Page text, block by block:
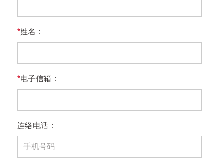
*姓名：
*电子信箱：
连络电话：